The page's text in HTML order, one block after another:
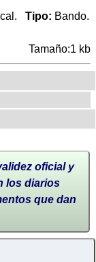
Tipo: Bando.
Tamaño:1 kb
oficial y
los diarios
que dan